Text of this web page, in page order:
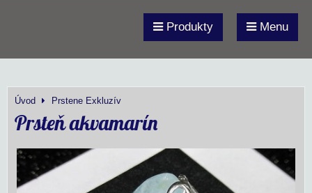
Produkty Menu
Úvod Prstene Exkluzív
Prsteň akvamarín